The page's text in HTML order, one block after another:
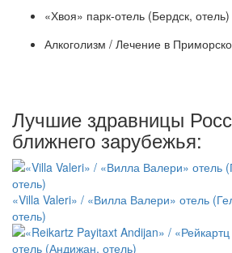
«Хвоя» парк-отель (Бердск, отель)
Алкоголизм / Лечение в
Лучшие здравницы
ближнего зарубежья:
«Villa Valeri» / «Вилла Валери» отель
отель)